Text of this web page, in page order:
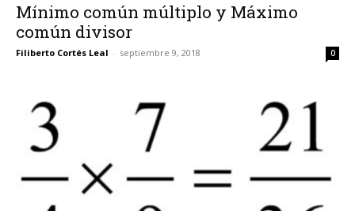
Mínimo común múltiplo y Máximo
común divisor
Filiberto Cortés Leal - septiembre 9, 2018 0